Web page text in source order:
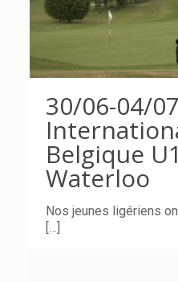
30/06-04/
Belgique
Waterloo
Nos jeunes ligériens
[…]